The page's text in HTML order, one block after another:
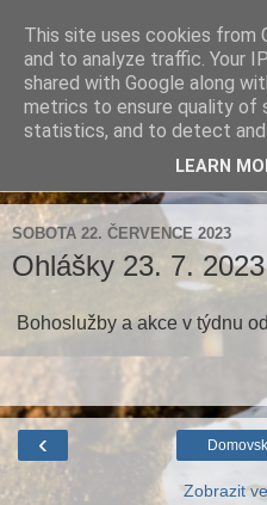
Farnost
Aktuální informace pro
SOBOTA 22. ČERVENCE 2023
Ohlášky 23. 7. 2023
Bohoslužby a akce v týdnu
‹
Zobrazit
This site uses cookies from
and to analyze traffic. Your
shared with Google along
metrics to ensure quality of
statistics, and to detect and
LEARN